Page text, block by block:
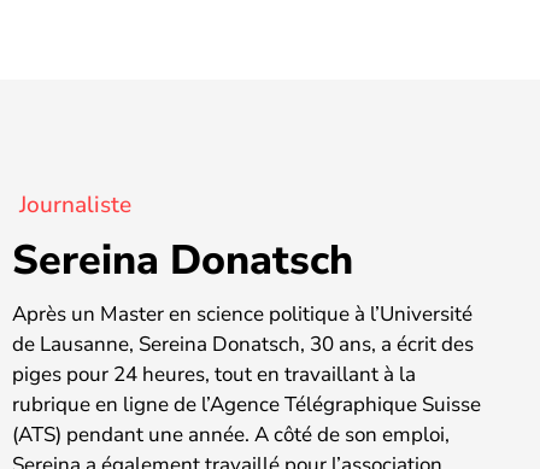
Journaliste
Sereina Donatsch
Après un Master en science politique à l’Université
de Lausanne, Sereina Donatsch, 30 ans, a écrit des
piges pour 24 heures, tout en travaillant à la
rubrique en ligne de l’Agence Télégraphique Suisse
(ATS) pendant une année. A côté de son emploi,